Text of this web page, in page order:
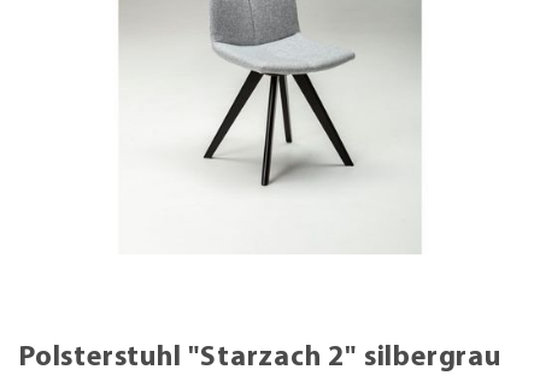
Polsterstuhl "Starzach 2" silbergrau